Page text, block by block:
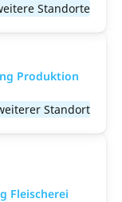
Standorte
Produktion
Standort
Fleischerei